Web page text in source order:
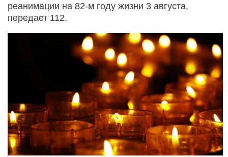
реанимации на 82-м году жизни 3 августа,
передает 112.